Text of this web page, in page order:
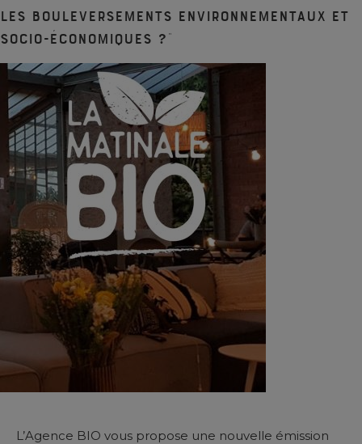
les bouleversements environnementaux et
socio-économiques ?”
L’Agence BIO vous propose une nouvelle émission